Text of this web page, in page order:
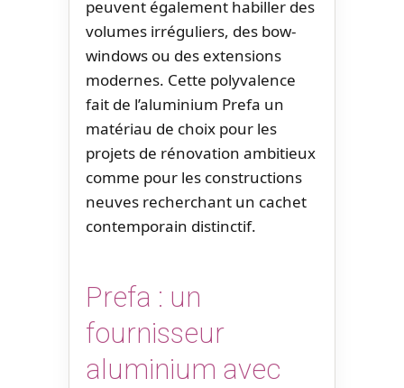
peuvent également habiller des
volumes irréguliers, des bow-
windows ou des extensions
modernes. Cette polyvalence
fait de l’aluminium Prefa un
matériau de choix pour les
projets de rénovation ambitieux
comme pour les constructions
neuves recherchant un cachet
contemporain distinctif.
Prefa : un
fournisseur
aluminium avec